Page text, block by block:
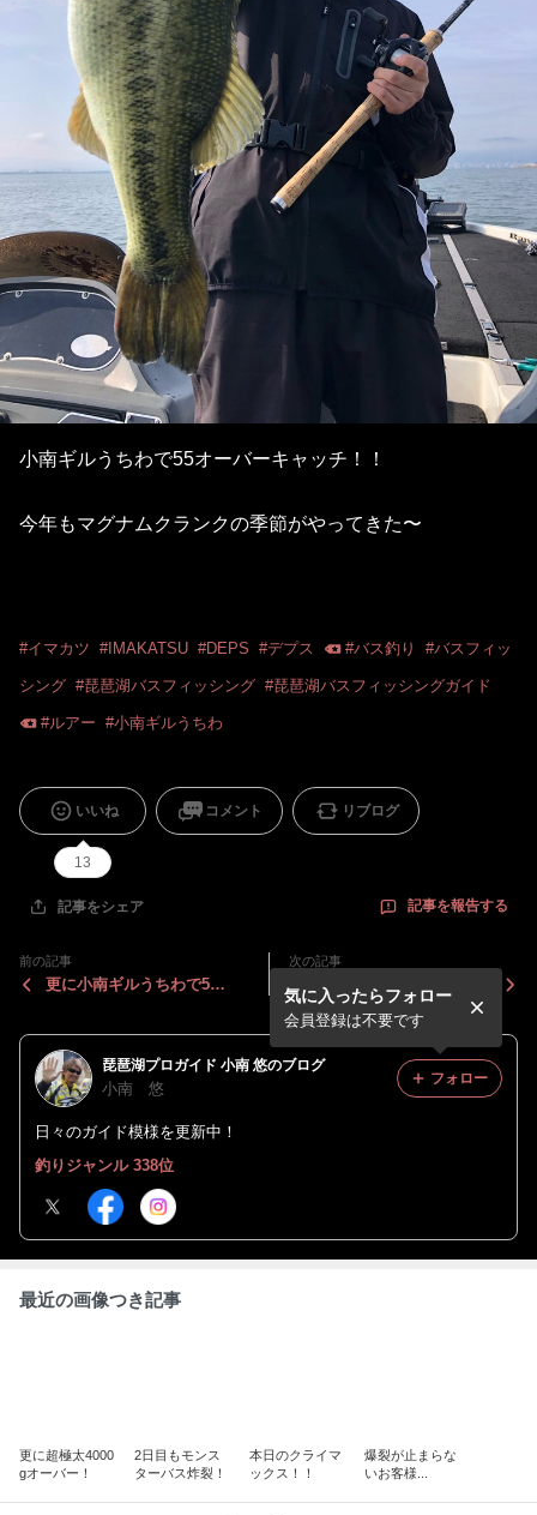
小南ギルうちわで55オーバーキャッチ！！
今年もマグナムクランクの季節がやってきた〜
#イマカツ #IMAKATSU #DEPS #デプス #バス釣り #バスフィッ
シング #琵琶湖バスフィッシング #琵琶湖バスフィッシングガイド
#ルアー #小南ギルうちわ
いいね
13
コメント リブログ
記事をシェア 記事を報告する
前の記事
更に小南ギルうちわで5
次の記事
写真はキリがないので割愛で
す
琵琶湖プロガイド 小南 悠のブログ
小南 悠
日々のガイド模様を更新中！
気に入ったらフォロー
会員登録は不要です
フォロー
釣りジャンル 338位
最近の画像つき記事
更に超極太4000
gオーバー！
2日目もモンス
ターバス炸裂！
本日のクライマ
ックス！！
爆裂が止まらな
いお客様...